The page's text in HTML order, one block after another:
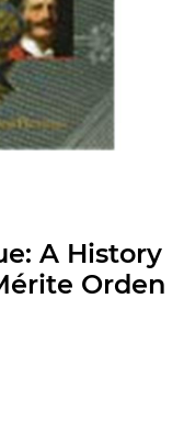
A History
Orden